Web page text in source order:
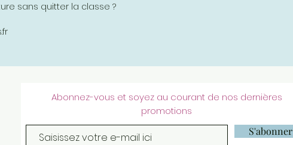
sans quitter la classe ?
Abonnez-vous et soyez au courant de nos dernières
promotions
S'abonner